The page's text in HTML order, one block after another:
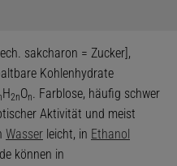
sakcharon = Zucker],
Kohlenhydrate
H2nOn. Farblose, häufig schwer
Aktivität und meist
Wasser leicht, in Ethanol
können in